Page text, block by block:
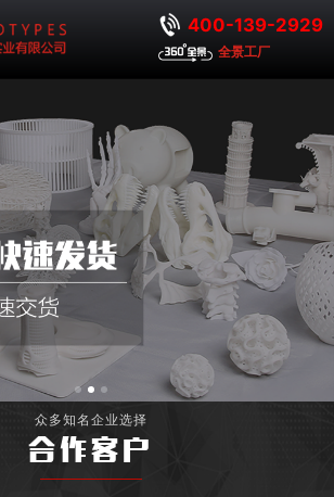
400-139-2929
全景工厂
众多知名企业选择
合作客户